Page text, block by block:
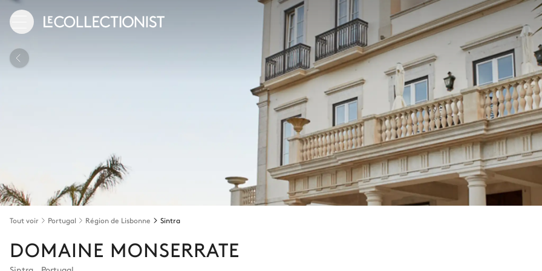
Tout voir Portugal Région de Lisbonne Sintra
DOMAINE MONSERRATE